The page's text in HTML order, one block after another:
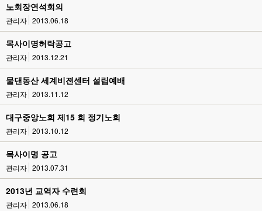
노회장연석회의
관리자 2013.06.18
목사이명허락공고
관리자 2013.12.21
물댄동산 세계비젼센터 설립예배
관리자 2013.11.12
대구중앙노회 제15 회 정기노회
관리자 2013.10.12
목사이명 공고
관리자 2013.07.31
2013년 교역자 수련회
관리자 2013.06.18